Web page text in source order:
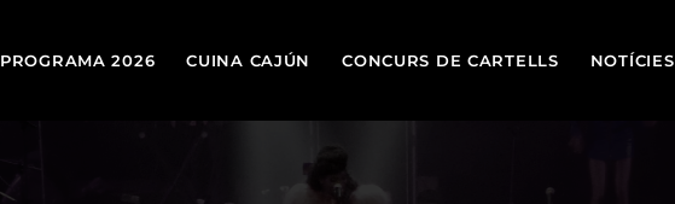
PROGRAMA 2026 CUINA CAJÚN CONCURS DE CARTELLS NOTÍCIES